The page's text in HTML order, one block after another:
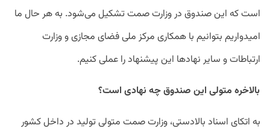
است که این صندوق در وزارت صمت تشکیل می‌شود. به هر حال ما
امیدواریم بتوانیم با همکاری مرکز ملی فضای مجازی و وزارت
ارتباطات و سایر نهادها این پیشنهاد را عملی کنیم.
بالاخره متولی این صندوق چه نهادی است؟
به اتکای اسناد بالادستی، وزارت صمت متولی تولید در داخل کشور